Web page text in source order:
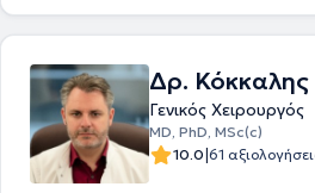
Παρίσι. Μετεκπαιδεύτηκε στην
ορθοπρωκτικών παθήσεων (Laser LHP,
ερευνητική εμπειρία έχοντας
τόσο ως συμμετέχων όσο ως ομιλητής
πλήθος ξενόγλωσσων δημοσιεύσεων.
Δρ.
Γενικός Χειρουργός
MD, PhD, MSc(c)
10.0|61